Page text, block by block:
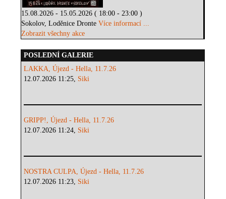
15.08.2026 - 15.05.2026 ( 18:00 - 23:00 )
Sokolov, Loděnice DronteVíce informací ...
Zobrazit všechny akce
POSLEDNÍ GALERIE
LAKKA, Újezd - Hella, 11.7.26
12.07.2026 11:25, Siki
GRIPP!, Újezd - Hella, 11.7.26
12.07.2026 11:24, Siki
NOSTRA CULPA, Újezd - Hella, 11.7.26
12.07.2026 11:23, Siki